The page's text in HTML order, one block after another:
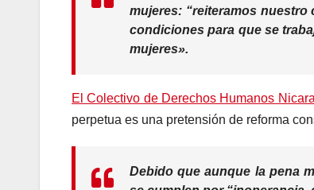
mujeres: “reiteramos
condiciones para que se
mujeres».
El Colectivo de Derechos Humanos
perpetua es una pretensión de reforma
Debido que aunque la pena